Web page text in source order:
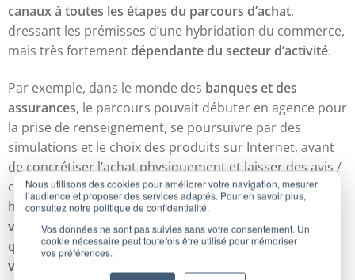
Nous utilisons des cookies pour améliorer votre navigation, mesurer
l’audience et proposer des services adaptés. Pour en savoir plus,
consultez notre politique de confidentialité.
Vos données ne sont pas suivies sans votre consentement. Un
cookie nécessaire peut toutefois être utilisé pour mémoriser
vos préférences.
canaux à toutes les étapes du parcours d’achat,
dressant les prémisses d’une hybridation du commerce,
mais très fortementdépendante du secteur d’activité.
Par exemple, dans le monde des banques et des
assurances, le parcours pouvait débuter en agence pour
la prise de renseignement, se poursuivre par des
simulations et le choix des produits sur Internet, avant
de concrétiser l’achat physiquement et laisser des avis /
commentaire en ligne. Par contre, cette approche
hybride ne fonctionnait pas pour le secteur des
vacances et des voyages,qui ne s’envisageait alors
qu’en ligne, et celui desproduits de beauté et des
vêtements